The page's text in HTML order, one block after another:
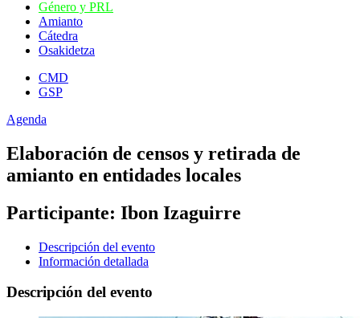
Género y PRL
Amianto
Cátedra
Osakidetza
CMD
GSP
Agenda
Elaboración de censos y retirada de
amianto en entidades locales
Participante: Ibon Izaguirre
Descripción del evento
Información detallada
Descripción del evento